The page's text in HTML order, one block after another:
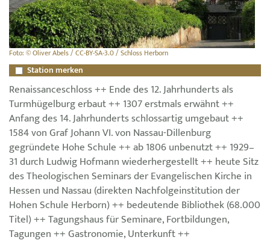
Foto: © Oliver Abels / CC-BY-SA-3.0 / Schloss Herborn
Station merken
Renaissanceschloss ++ Ende des 12. Jahrhunderts als
Turmhügelburg erbaut ++ 1307 erstmals erwähnt ++
Anfang des 14. Jahrhunderts schlossartig umgebaut ++
1584 von Graf Johann VI. von Nassau-Dillenburg
gegründete Hohe Schule ++ ab 1806 unbenutzt ++ 1929–
31 durch Ludwig Hofmann wiederhergestellt ++ heute Sitz
des Theologischen Seminars der Evangelischen Kirche in
Hessen und Nassau (direkten Nachfolgeinstitution der
Hohen Schule Herborn) ++ bedeutende Bibliothek (68.000
Titel) ++ Tagungshaus für Seminare, Fortbildungen,
Tagungen ++ Gastronomie, Unterkunft ++